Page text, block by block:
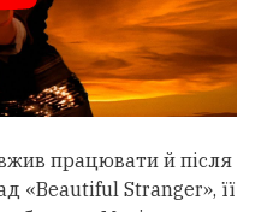
працювати й після
«Beautiful Stranger», її